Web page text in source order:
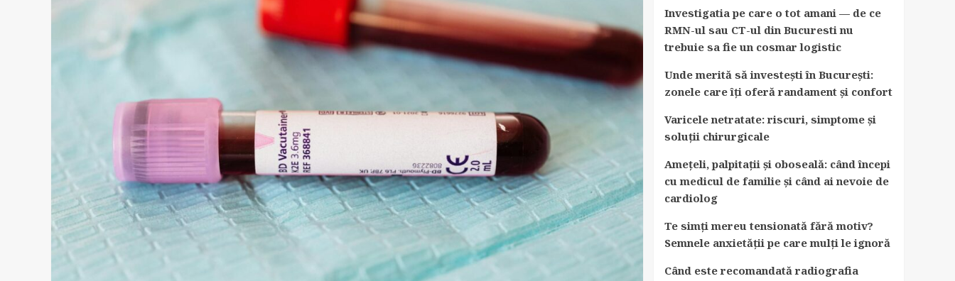
Investigatia pe care o tot amani — de ce
RMN-ul sau CT-ul din Bucuresti nu
trebuie sa fie un cosmar logistic
Unde merită să investești în București:
zonele care îți oferă randament și confort
Varicele netratate: riscuri, simptome și
soluții chirurgicale
Amețeli, palpitații și oboseală: când începi
cu medicul de familie și când ai nevoie de
cardiolog
Te simți mereu tensionată fără motiv?
Semnele anxietății pe care mulți le ignoră
Când este recomandată radiografia